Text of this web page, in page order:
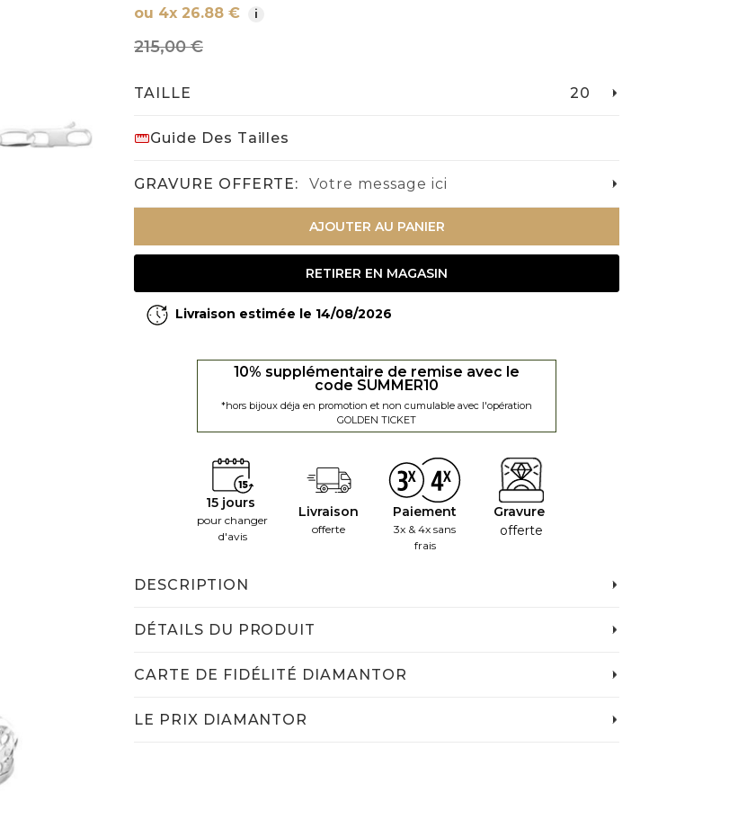
ou 4x 26.88 € i
215,00 €
TAILLE 20
Guide Des Tailles
GRAVURE OFFERTE: Votre message ici
AJOUTER AU PANIER
RETIRER EN MAGASIN
Livraison estimée le 14/08/2026
10% supplémentaire de remise avec le
code SUMMER10
*hors bijoux déja en promotion et non cumulable avec l'opération
GOLDEN TICKET
15 jours
pour changer
d'avis
Livraison
offerte
Paiement
3x & 4x sans
frais
Gravure
offerte
DESCRIPTION
DÉTAILS DU PRODUIT
CARTE DE FIDÉLITÉ DIAMANTOR
LE PRIX DIAMANTOR